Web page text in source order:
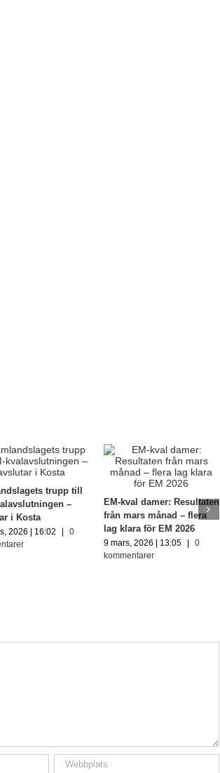
trupp till
–
i Kosta
2026 | 16:02 |
0
EM-kval damer: Resultaten
från mars månad – flera
lag klara för EM 2026
9 mars, 2026 | 13:05 |
0
kommentarer